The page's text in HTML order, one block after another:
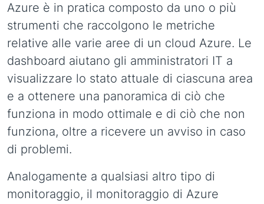
Azure è in pratica composto da uno o più
strumenti che raccolgono le metriche
relative alle varie aree di un cloud Azure. Le
dashboard aiutano gli amministratori IT a
visualizzare lo stato attuale di ciascuna area
e a ottenere una panoramica di ciò che
funziona in modo ottimale e di ciò che non
funziona, oltre a ricevere un avviso in caso
di problemi.
Analogamente a qualsiasi altro tipo di
monitoraggio, il monitoraggio di Azure